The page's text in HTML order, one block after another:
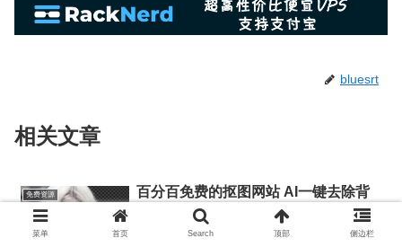
bluesrt
相关文章
免费资源
百分百免费的抠图网站 AI一键去除背
菜单 首页 Search 顶部 侧边栏